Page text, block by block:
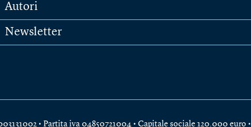
Autori
Newsletter
• Partita iva 04850721004 • Capitale sociale 120.000 euro •